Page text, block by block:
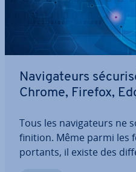
Na­vi­ga­teurs
Chrome, Firefox,
Tous les na­vi­ga­teurs ne
fi­ni­tion. Même parmi les
por­tants, il existe des